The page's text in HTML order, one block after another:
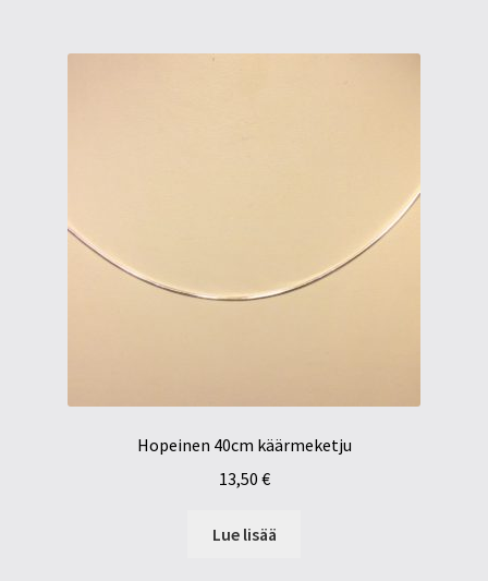
Hopeinen 40cm käärmeketju
13,50 €
Lue lisää